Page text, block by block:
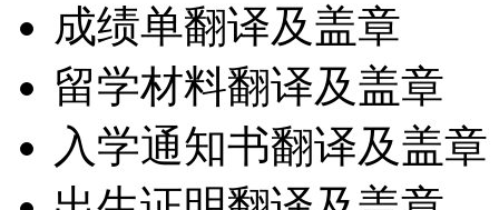
成绩单翻译及盖章
留学材料翻译及盖章
入学通知书翻译及盖章